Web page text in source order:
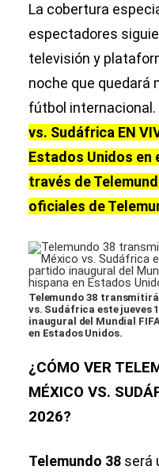
La cobertura
espectadores
televisión y
noche que quedará
fútbol internacional.
vs. Sudáfrica EN
Estados Unidos en
través de
oficiales de
Telemundo 38 transmitirá
vs. Sudáfrica este jueves
inaugural del Mundial
en Estados Unidos.
¿CÓMO VER
MÉXICO VS.
2026?
Telemundo 38 será